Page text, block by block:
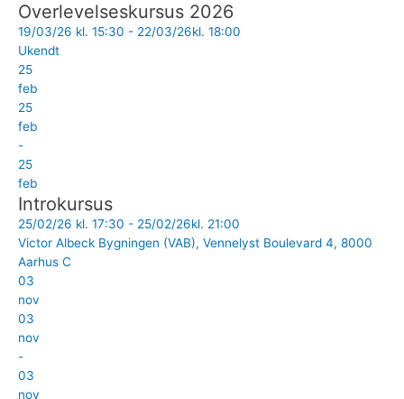
Overlevelseskursus 2026
19/03/26 kl. 15:30 - 22/03/26kl. 18:00
Ukendt
25
feb
25
feb
-
25
feb
Introkursus
25/02/26 kl. 17:30 - 25/02/26kl. 21:00
Victor Albeck Bygningen (VAB), Vennelyst Boulevard 4, 8000
Aarhus C
03
nov
03
nov
-
03
nov